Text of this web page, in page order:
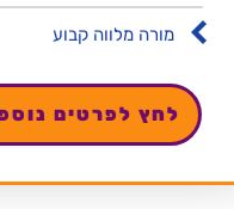
מורה מלווה קבוע
לחץ לפרטים